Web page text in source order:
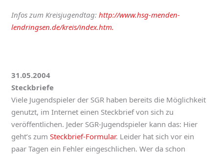
Infos zum Kreisjugendtag:http://www.hsg-menden-
lendringsen.de/kreis/index.htm.
31.05.2004
Steckbriefe
Viele Jugendspieler der SGR haben bereits die Möglichkeit
genutzt, im Internet einen Steckbrief von sich zu
veröffentlichen. Jeder SGR-Jugendspieler kann das: Hier
geht’s zumSteckbrief-Formular. Leider hat sich vor ein
paar Tagen ein Fehler eingeschlichen. Wer da schon